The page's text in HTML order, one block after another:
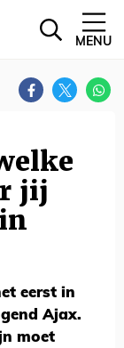
MENU
jij
eerst in
Ajax.
moet